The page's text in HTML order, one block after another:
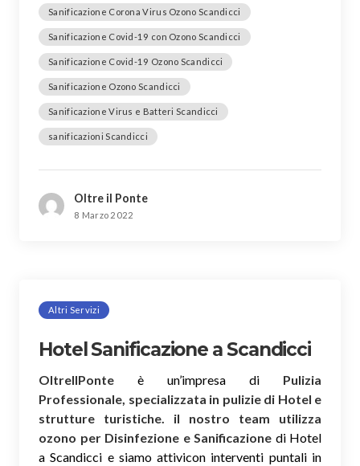
Sanificazione Corona Virus Ozono Scandicci
Sanificazione Covid-19 con Ozono Scandicci
Sanificazione Covid-19 Ozono Scandicci
Sanificazione Ozono Scandicci
Sanificazione Virus e Batteri Scandicci
sanificazioni Scandicci
Oltre il Ponte
8 Marzo 2022
Altri Servizi
Hotel Sanificazione a Scandicci
OltreIlPonte è un’impresa di Pulizia
Professionale, specializzata in pulizie di Hotel e
strutture turistiche. il nostro team utilizza
ozono per Disinfezione e Sanificazione di Hotel
a Scandicci e siamo attivicon interventi puntali in